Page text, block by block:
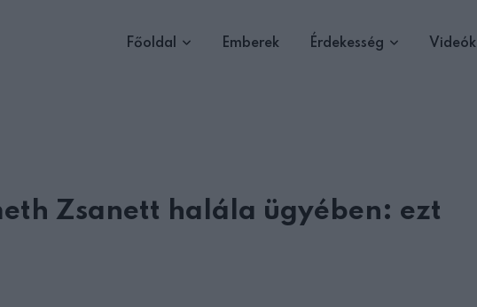
Főoldal Emberek Érdekesség Videók
Zsanett halála ügyében: ezt